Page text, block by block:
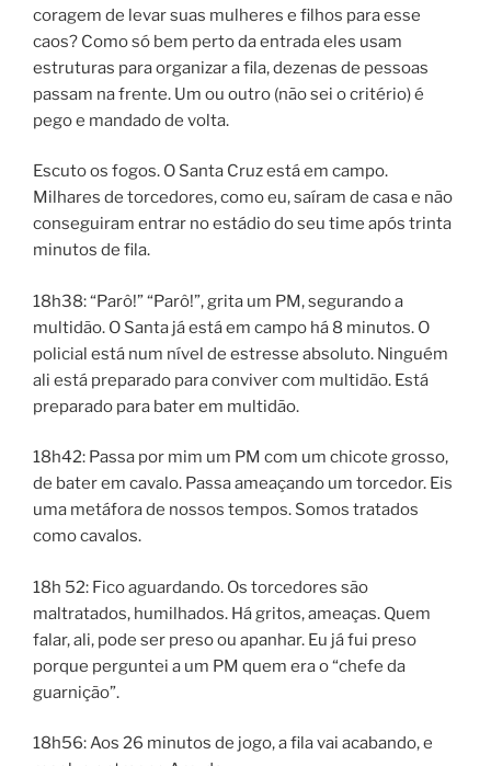
coragem de levar suas mulheres e filhos para esse
caos? Como só bem perto da entrada eles usam
estruturas para organizar a fila, dezenas de pessoas
passam na frente. Um ou outro (não sei o critério) é
pego e mandado de volta.
Escuto os fogos. O Santa Cruz está em campo.
Milhares de torcedores, como eu, saíram de casa e não
conseguiram entrar no estádio do seu time após trinta
minutos de fila.
18h38: “Parô!” “Parô!”, grita um PM, segurando a
multidão. O Santa já está em campo há 8 minutos. O
policial está num nível de estresse absoluto. Ninguém
ali está preparado para conviver com multidão. Está
preparado para bater em multidão.
18h42: Passa por mim um PM com um chicote grosso,
de bater em cavalo. Passa ameaçando um torcedor. Eis
uma metáfora de nossos tempos. Somos tratados
como cavalos.
18h 52: Fico aguardando. Os torcedores são
maltratados, humilhados. Há gritos, ameaças. Quem
falar, ali, pode ser preso ou apanhar. Eu já fui preso
porque perguntei a um PM quem era o “chefe da
guarnição”.
18h56: Aos 26 minutos de jogo, a fila vai acabando, e